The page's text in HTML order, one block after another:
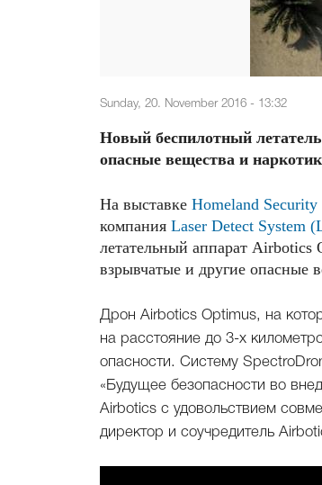
Sunday, 20. November 2016 - 13:32
Новый беспилотный
опасные вещества и
На выставке Homeland Security
компания Laser Detect System
летательный аппарат Airbotics
взрывчатые и другие опасные
Дрон Airbotics Optimus, на
на расстояние до 3-х
опасности. Систему
«Будущее безопасности во
Airbotics с удовольствием
директор и соучредитель